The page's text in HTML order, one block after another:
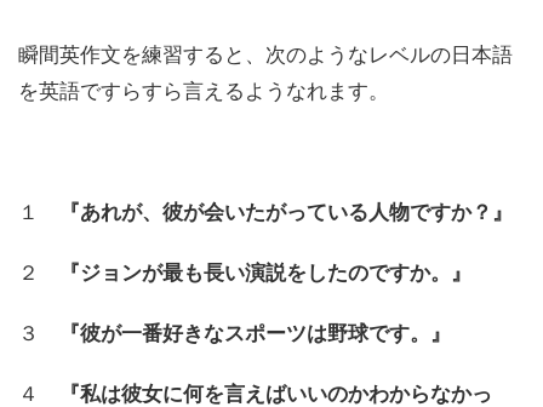
瞬間英作文を練習すると、次のようなレベルの日本語
を英語ですらすら言えるようなれます。
１ 『あれが、彼が会いたがっている人物ですか？』
２ 『ジョンが最も長い演説をしたのですか。』
３ 『彼が一番好きなスポーツは野球です。』
４
『私は彼女に何を言えばいいのかわからなかっ